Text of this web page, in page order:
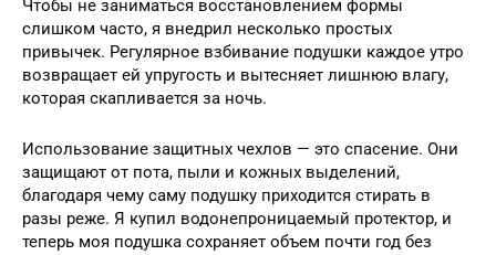
Чтобы не заниматься восстановлением формы
слишком часто, я внедрил несколько простых
привычек. Регулярное взбивание подушки каждое утро
возвращает ей упругость и вытесняет лишнюю влагу,
которая скапливается за ночь.
Использование защитных чехлов — это спасение. Они
защищают от пота, пыли и кожных выделений,
благодаря чему саму подушку приходится стирать в
разы реже. Я купил водонепроницаемый протектор, и
теперь моя подушка сохраняет объем почти год без